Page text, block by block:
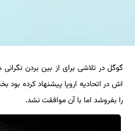
خدمات ما
درباره ما
آموزش
گوگل در تلاشی برای از بین بردن نگرانی
را بفروشد اما با آن موافقت نشد.